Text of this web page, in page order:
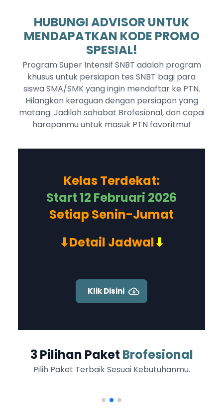
HUBUNGI ADVISOR UNTUK
MENDAPATKAN KODE PROMO
SPESIAL!
Program Super Intensif SNBT adalah program
khusus untuk persiapan tes SNBT bagi para
siswa SMA/SMK yang ingin mendaftar ke PTN.
Hilangkan keraguan dengan persiapan yang
matang. Jadilah sahabat Brofesional, dan capai
harapanmu untuk masuk PTN favoritmu!
Kelas Terdekat:
Start 12 Februari 2026
Setiap Senin-Jumat
⬇Detail Jadwal⬇
Klik Disini
3 Pilihan Paket Brofesional
Pilih Paket Terbaik Sesuai Kebutuhanmu.